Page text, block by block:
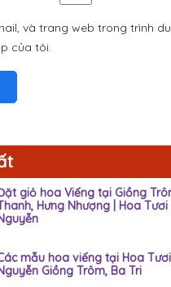
và trang web trong trình
của tôi.
giỏ hoa Viếng tại Giồng
Hưng Nhượng | Hoa Tươi
mẫu hoa viếng tại Hoa
Giồng Trôm, Ba Tri